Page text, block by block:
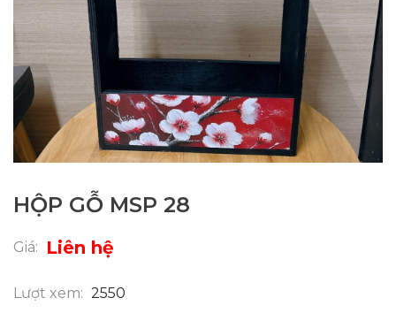
HỘP GỖ MSP 28
Giá: Liên hệ
Lượt xem: 2550